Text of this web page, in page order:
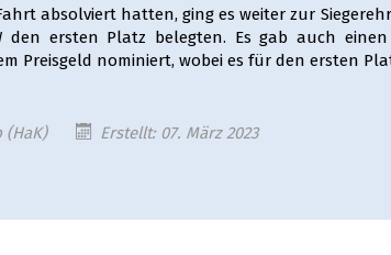
absolviert hatten, ging es weiter zur
den ersten Platz belegten. Es gab auch
Preisgeld nominiert, wobei es für den ersten
(HaK) Erstellt: 07. März 2023